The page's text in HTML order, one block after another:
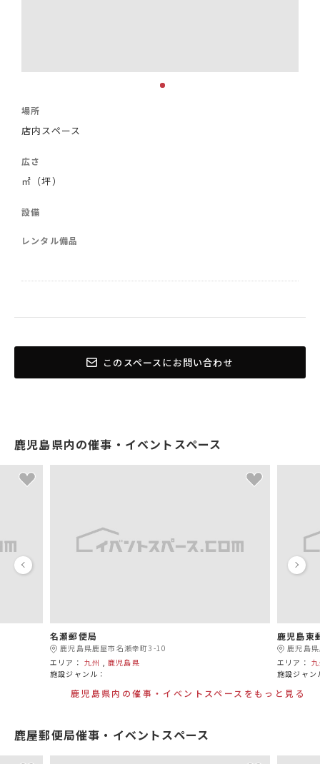
場所
店内スペース
広さ
㎡（坪）
設備
レンタル備品
このスペースにお問い合わせ
鹿児島県内の催事・イベントスペース
名瀬郵便局
鹿児島県鹿屋市名瀬幸町3-10
エリア： 九州 ,鹿児島県
施設ジャンル：
鹿児島東
鹿児島
エリア：
施設ジャン
鹿児島県内の催事・イベントスペースをもっと見る
鹿屋郵便局催事・イベントスペース